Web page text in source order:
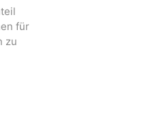
für
zu